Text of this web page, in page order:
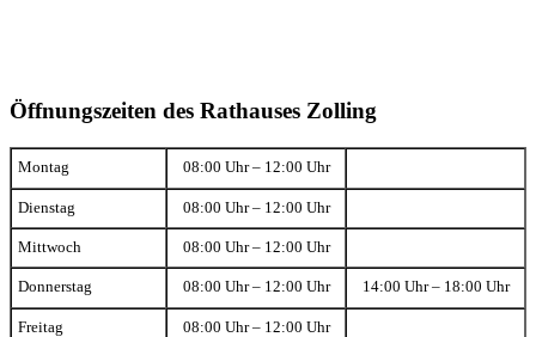
Öffnungszeiten des Rathauses Zolling
Montag 08:00 Uhr – 12:00 Uhr
Dienstag 08:00 Uhr – 12:00 Uhr
Mittwoch 08:00 Uhr – 12:00 Uhr
Donnerstag 08:00 Uhr – 12:00 Uhr 14:00 Uhr – 18:00 Uhr
Freitag 08:00 Uhr – 12:00 Uhr